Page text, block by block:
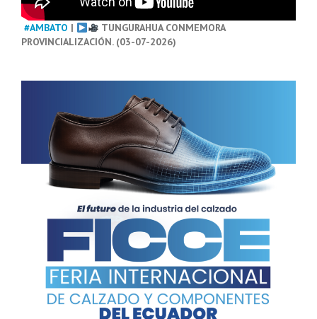
#AMBATO |
TUNGURAHUA CONMEMORA
PROVINCIALIZACIÓN. (03-07-2026)